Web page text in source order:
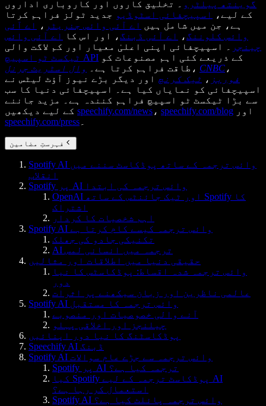
گوینتھ پیلٹرو
۔ تخلیق کاروں اور کاروباری اداروں
کے لیے،
اسپیچفائی اسٹوڈیو جدید ٹولز فراہم کرتا
ہے، جن میں شامل ہیں اے آئی وائس جنریٹر ،
اے آئی
وائس کلوننگ، اے آئی ڈبنگ، اور اس کا
اے آئی وائس
چینجر
۔ اسپیچفائی اپنی اعلیٰ معیار اور کم لاگت والی
ٹیکسٹ ٹو اسپیچ API
طاقت فراہم کرتا ہے۔
وال اسٹریٹ جرنل ، CNBC ،
فوربز ، ٹیک کرنچ اور دیگر بڑے نیوز آؤٹ لیٹس نے
اسپیچفائی کو نمایاں کیا ہے۔ اسپیچفائی دنیا کا سب
سے بڑا ٹیکسٹ ٹو اسپیچ فراہم کنندہ ہے۔ مزید جاننے
speechify.com/news ، speechify.com/blog اور
speechify.com/press
فہرستِ مضامین
Spotify AI وائس ترجمہ کے ساتھ پوڈکاسٹ سننے میں
انقلاب
Spotify پر AI وائس ترجمہ کی ابتدا
OpenAI اور ٹیک جائنٹس کے ساتھ Spotify کا
اشتراک
اہم شخصیات کا کردار
Spotify AI وائس ترجمہ کیسے کام کرتا ہے
تکنیکی جادو کی جھلک
AI ترجمہ میں انسانی لمس
حقیقی دنیا میں اطلاقات اور مثالیں
وائس ترجمہ شدہ اقساط: پوڈکاسٹس کا نیا
دور
عالمی ناظرین اور زبان سیکھنے پر اثرات
Spotify AI وائس ترجمہ کا مستقبل
آنے والی خصوصیات اور منصوبے
چیلنجز اور اخلاقی پہلو
پوڈکاسٹنگ کا نیا دور اپنائیں
Speechify AI ڈبنگ
Spotify AI وائس ترجمہ سے جڑے عام سوالات
Spotify پر AI ترجمہ کیا ہے؟
کیا Spotify پوڈکاسٹ ترجمہ کے لیے AI
استعمال کر رہا ہے؟
Spotify AI وائس ترجمہ پائلٹ کیا ہے؟